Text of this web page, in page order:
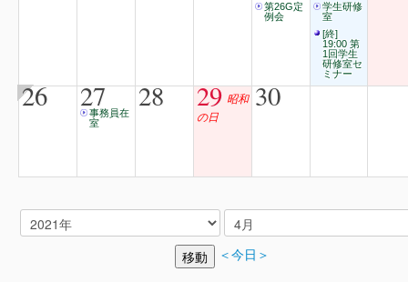
第26G定
例会
学生研修
室
[終]
19:00 第
1回学生
研修室セ
ミナー
26 27
事務員在
室
28 29 昭和
の日
30
＜今日＞